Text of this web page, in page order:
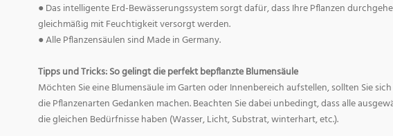
● Das intelligente Erd-Bewässerungssystem sorgt dafür, dass Ihre Pflanzen
gleichmäßig mit Feuchtigkeit versorgt werden.
● Alle Pflanzensäulen sind Made in Germany.
Tipps und Tricks: So gelingt die perfekt bepflanzte Blumensäule
Möchten Sie eine Blumensäule im Garten oder Innenbereich aufstellen, sollten Sie
die Pflanzenarten Gedanken machen. Beachten Sie dabei unbedingt, dass alle
die gleichen Bedürfnisse haben (Wasser, Licht, Substrat, winterhart, etc.).